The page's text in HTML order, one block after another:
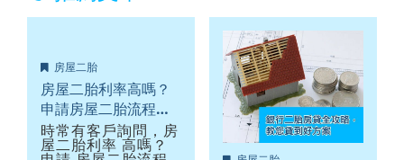
房屋二胎
房屋二胎利率高嗎？
申請房屋二胎流程有
哪些，有什麼風險
嗎？
時常有客戶詢問，房
屋二胎利率 高嗎？